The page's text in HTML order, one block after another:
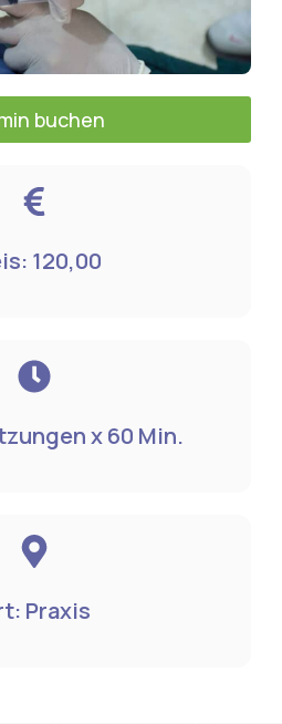
buchen
120,00
x 60 Min.
Praxis